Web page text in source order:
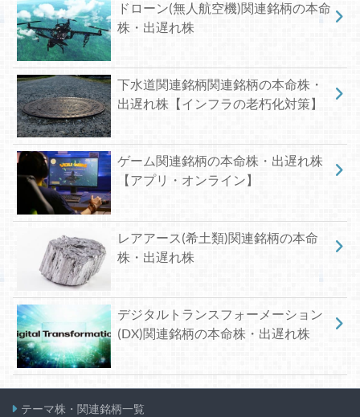
ドローン(無人航空機)関連銘柄の本命
株・出遅れ株
下水道関連銘柄関連銘柄の本命株・
出遅れ株【インフラの老朽化対策】
ゲーム関連銘柄の本命株・出遅れ株
【アプリ・オンライン】
レアアース(希土類)関連銘柄の本命
株・出遅れ株
デジタルトランスフォーメーション
(DX)関連銘柄の本命株・出遅れ株
テーマ株・関連銘柄一覧